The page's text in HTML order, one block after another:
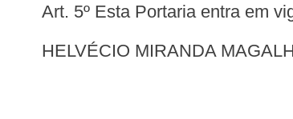
Art. 5º Esta Portaria entra em
HELVÉCIO MIRANDA